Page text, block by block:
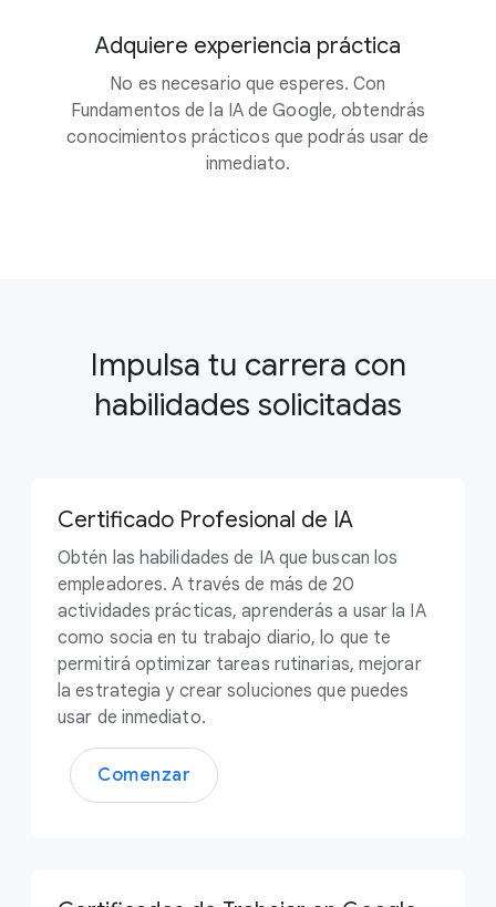
Adquiere experiencia práctica
No es necesario que esperes. Con
Fundamentos de la IA de Google, obtendrás
conocimientos prácticos que podrás usar de
inmediato.
Impulsa tu carrera con
habilidades solicitadas
Certificado Profesional de IA
Obtén las habilidades de IA que buscan los
empleadores. A través de más de 20
actividades prácticas, aprenderás a usar la IA
como socia en tu trabajo diario, lo que te
permitirá optimizar tareas rutinarias, mejorar
la estrategia y crear soluciones que puedes
usar de inmediato.
Comenzar